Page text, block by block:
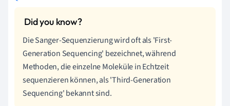
Die Sanger-Sequenzierung wird oft als 'First-
Generation Sequencing' bezeichnet, während
Methoden, die einzelne Moleküle in Echtzeit
sequenzieren können, als 'Third-Generation
Sequencing' bekannt sind.